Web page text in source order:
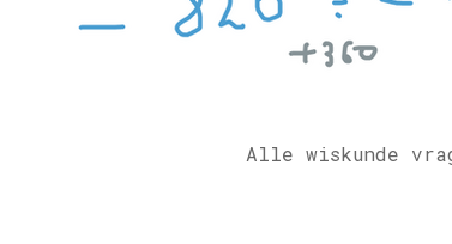
Alle wiskunde